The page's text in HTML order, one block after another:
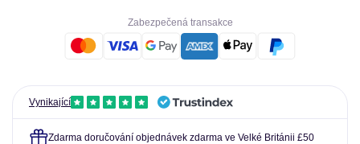
hledání
90
hledání
Zabezpečená transakce
Vynikající
Zdarma doručování objednávek zdarma ve Velké Británii £50